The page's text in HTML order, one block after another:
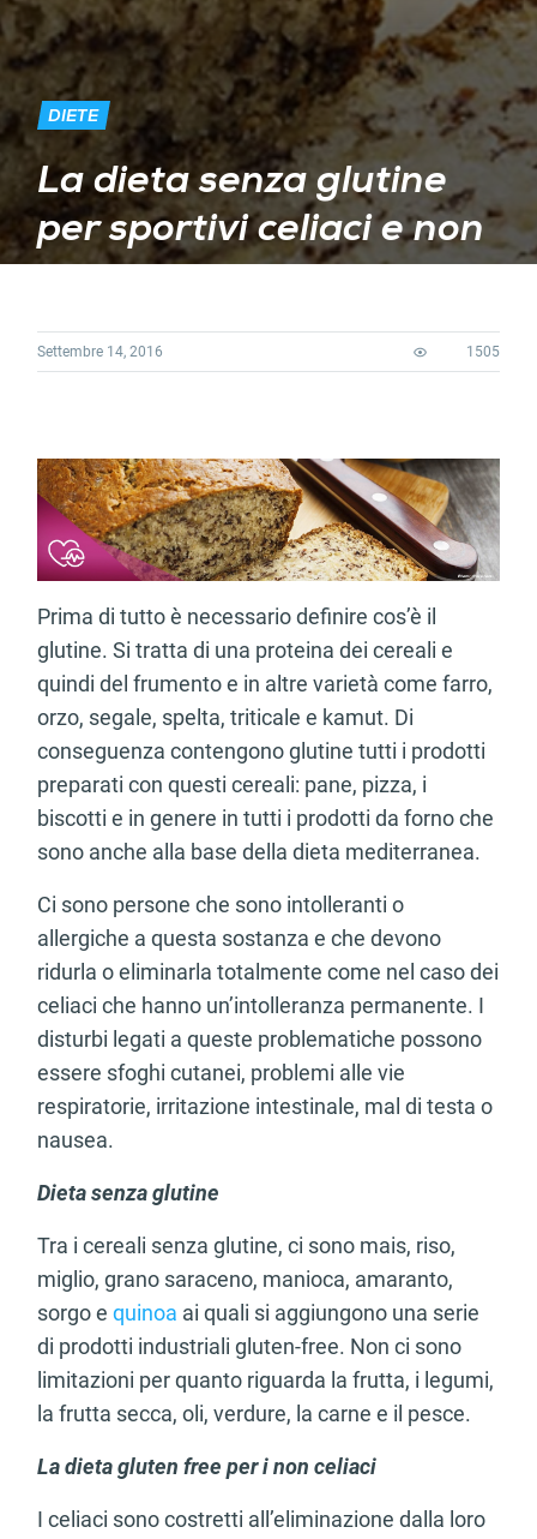
DIETE
La dieta senza glutine
per sportivi celiaci e non
Settembre 14, 2016 1505
Prima di tutto è necessario definire cos’è il
glutine. Si tratta di una proteina dei cereali e
quindi del frumento e in altre varietà come farro,
orzo, segale, spelta, triticale e kamut. Di
conseguenza contengono glutine tutti i prodotti
preparati con questi cereali: pane, pizza, i
biscotti e in genere in tutti i prodotti da forno che
sono anche alla base della dieta mediterranea.
Ci sono persone che sono intolleranti o
allergiche a questa sostanza e che devono
ridurla o eliminarla totalmente come nel caso dei
celiaci che hanno un’intolleranza permanente. I
disturbi legati a queste problematiche possono
essere sfoghi cutanei, problemi alle vie
respiratorie, irritazione intestinale, mal di testa o
nausea.
Dieta senza glutine
Tra i cereali senza glutine, ci sono mais, riso,
miglio, grano saraceno, manioca, amaranto,
sorgo e quinoa ai quali si aggiungono una serie
di prodotti industriali gluten-free. Non ci sono
limitazioni per quanto riguarda la frutta, i legumi,
la frutta secca, oli, verdure, la carne e il pesce.
La dieta gluten free per i non celiaci
I celiaci sono costretti all’eliminazione dalla loro